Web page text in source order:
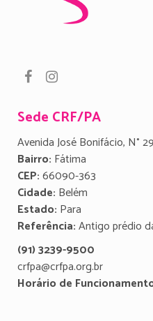
Sede CRF/PA
Avenida José Bonifácio, N°
Bairro: Fátima
CEP:66090-363
Cidade: Belém
Estado: Para
Referência:Antigo prédio
(91) 3239-9500
crfpa@crfpa.org.br
Horário de